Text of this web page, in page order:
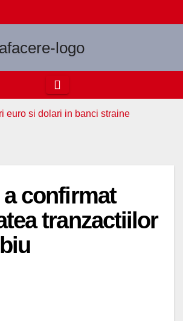
confirmat
tranzactiilor